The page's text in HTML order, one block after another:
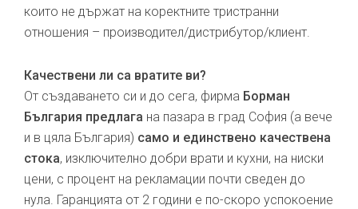
които не държат на коректните тристранни
отношения – производител/дистрибутор/клиент.
Качествени ли са вратите ви?
От създаването си и до сега, фирма Борман
България предлага на пазара в град София (а вече
и в цяла България) само и единствено качествена
стока, изключително добри врати и кухни, на ниски
цени, с процент на рекламации почти сведен до
нула. Гаранцията от 2 години е по-скоро успокоение